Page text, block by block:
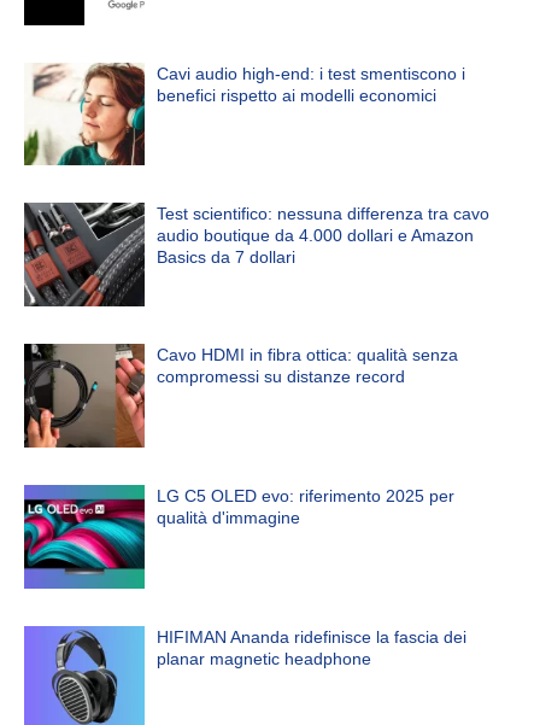
Cavi audio high-end: i test smentiscono i
benefici rispetto ai modelli economici
Test scientifico: nessuna differenza tra cavo
audio boutique da 4.000 dollari e Amazon
Basics da 7 dollari
Cavo HDMI in fibra ottica: qualità senza
compromessi su distanze record
LG C5 OLED evo: riferimento 2025 per
qualità d'immagine
HIFIMAN Ananda ridefinisce la fascia dei
planar magnetic headphone